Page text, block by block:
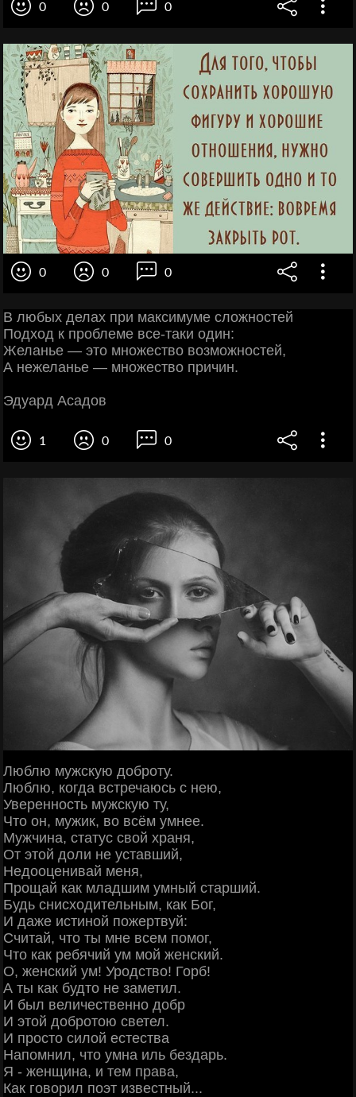
0 0 0
0 0 0
В любых делах при максимуме сложностей
Подход к проблеме все-таки один:
Желанье — это множество возможностей,
А нежеланье — множество причин.
Эдуард Асадов
1 0 0
Люблю мужскую доброту.
Люблю, когда встречаюсь с нею,
Уверенность мужскую ту,
Что он, мужик, во всём умнее.
Мужчина, статус свой храня,
От этой доли не уставший,
Недооценивай меня,
Прощай как младшим умный старший.
Будь снисходительным, как Бог,
И даже истиной пожертвуй:
Считай, что ты мне всем помог,
Что как ребячий ум мой женский.
О, женский ум! Уродство! Горб!
А ты как будто не заметил.
И был величественно добр
И этой добротою светел.
И просто силой естества
Напомнил, что умна иль бездарь.
Я - женщина, и тем права,
Как говорил поэт известный...